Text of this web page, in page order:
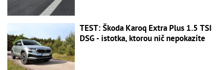
TEST: Škoda Karoq Extra Plus 1.5 TSI
DSG - istotka, ktorou nič nepokazíte